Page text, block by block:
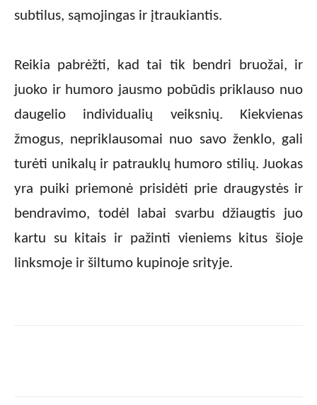
subtilus, sąmojingas ir įtraukiantis.
Reikia pabrėžti, kad tai tik bendri bruožai, ir
juoko ir humoro jausmo pobūdis priklauso nuo
daugelio individualių veiksnių. Kiekvienas
žmogus, nepriklausomai nuo savo ženklo, gali
turėti unikalų ir patrauklų humoro stilių. Juokas
yra puiki priemonė prisidėti prie draugystės ir
bendravimo, todėl labai svarbu džiaugtis juo
kartu su kitais ir pažinti vieniems kitus šioje
linksmoje ir šiltumo kupinoje srityje.